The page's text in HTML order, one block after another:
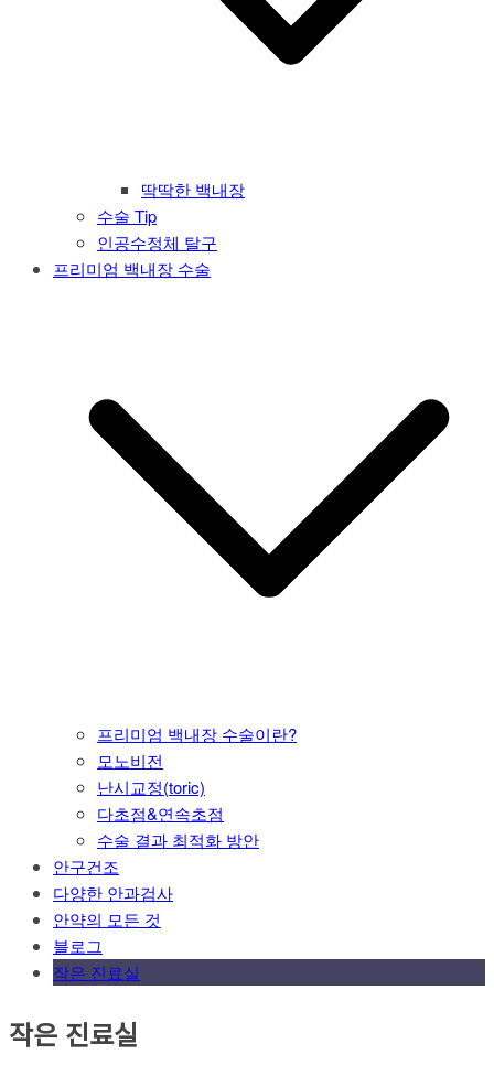
딱딱한 백내장
수술 Tip
인공수정체 탈구
프리미엄 백내장 수술
프리미엄 백내장 수술이란?
모노비전
난시교정(toric)
다초점&연속초점
수술 결과 최적화 방안
안구건조
다양한 안과검사
안약의 모든 것
블로그
작은 진료실
작은 진료실